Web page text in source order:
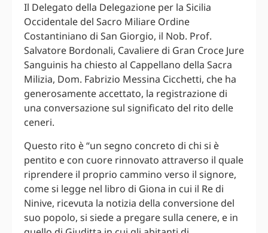
Il Delegato della Delegazione per la Sicilia
Occidentale del Sacro Miliare Ordine
Costantiniano di San Giorgio, il Nob. Prof.
Salvatore Bordonali, Cavaliere di Gran Croce Jure
Sanguinis ha chiesto al Cappellano della Sacra
Milizia, Dom. Fabrizio Messina Cicchetti, che ha
generosamente accettato, la registrazione di
una conversazione sul significato del rito delle
ceneri.
Questo rito è “un segno concreto di chi si è
pentito e con cuore rinnovato attraverso il quale
riprendere il proprio cammino verso il signore,
come si legge nel libro di Giona in cui il Re di
Ninive, ricevuta la notizia della conversione del
suo popolo, si siede a pregare sulla cenere, e in